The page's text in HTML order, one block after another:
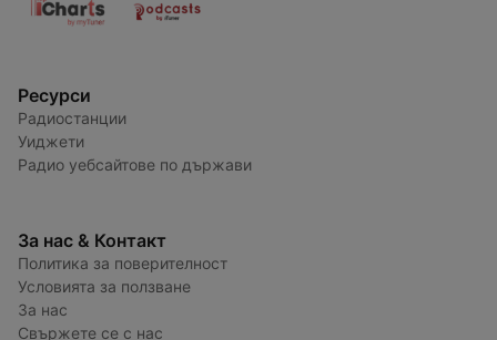
Ресурси
Радиостанции
Уиджети
Радио уебсайтове по държави
За нас & Контакт
Политика за поверителност
Условията за ползване
За нас
Свържете се с нас